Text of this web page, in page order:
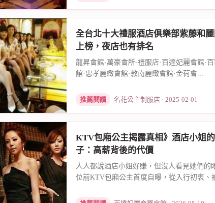
全台北十大禮服酒店俱樂部紫藤和
上榜，夜店也有排名
龍昇會館·萬豪會所-禮服店·百達妃麗會館·
館·忠孝麗緻會館·敦南麗緻會館·金荷會...
推薦閱讀 名花公主制服店 · 2025-02-01
KTV包廂公主揭露真相》酒店小姐
子：高薪背後的代價
人人都說酒店小姐好賺，但沒人看見她們的
位前KTV包廂公主首度自曝，從入行初衷、